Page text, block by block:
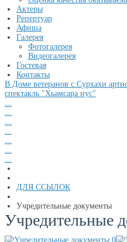
Актеры
Репертуар
Афиша
Галерея
Фотогалерея
Видеогалерея
Гостевая
Контакты
В Доме ветеранов с.Сурхахи
спектакль "Хьамсара нус"
...
...
...
...
...
...
...
ДЛЯ ССЫЛОК
Учредительные документы
Учредительные